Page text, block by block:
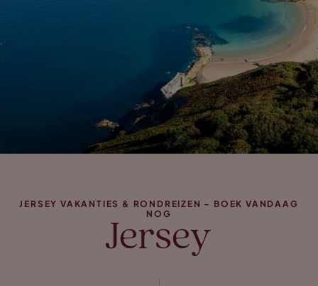
JERSEY VAKANTIES & RONDREIZEN – BOEK VANDAAG
NOG
Jersey